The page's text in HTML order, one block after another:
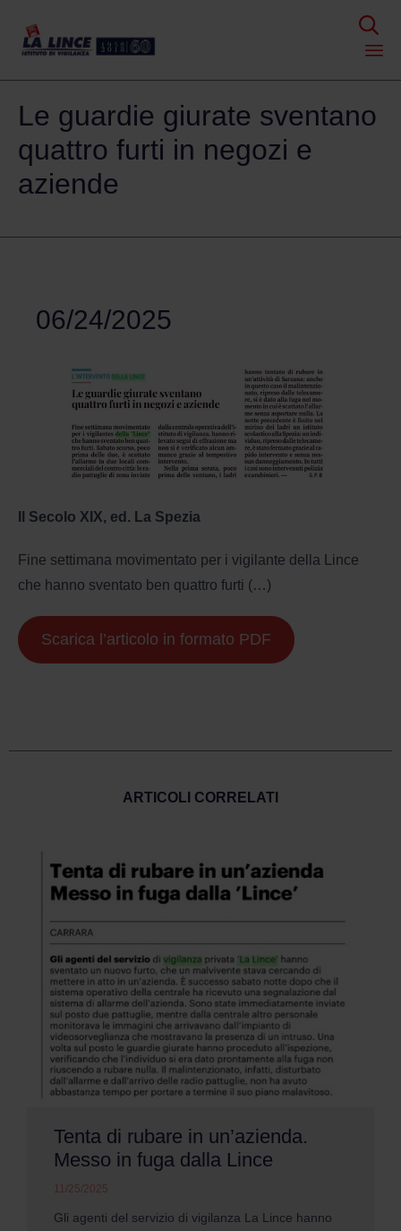

to
Le guardie giurate sventano
quattro furti in negozi e
aziende
06/24/2025
Il Secolo XIX, ed. La Spezia
Fine settimana movimentato per i vigilante della Lince
che hanno sventato ben quattro furti (…)
Scarica l’articolo in formato PDF
ARTICOLI CORRELATI
Tenta di rubare in un’azienda.
Messo in fuga dalla Lince
11/25/2025
Gli agenti del servizio di vigilanza La Lince hanno